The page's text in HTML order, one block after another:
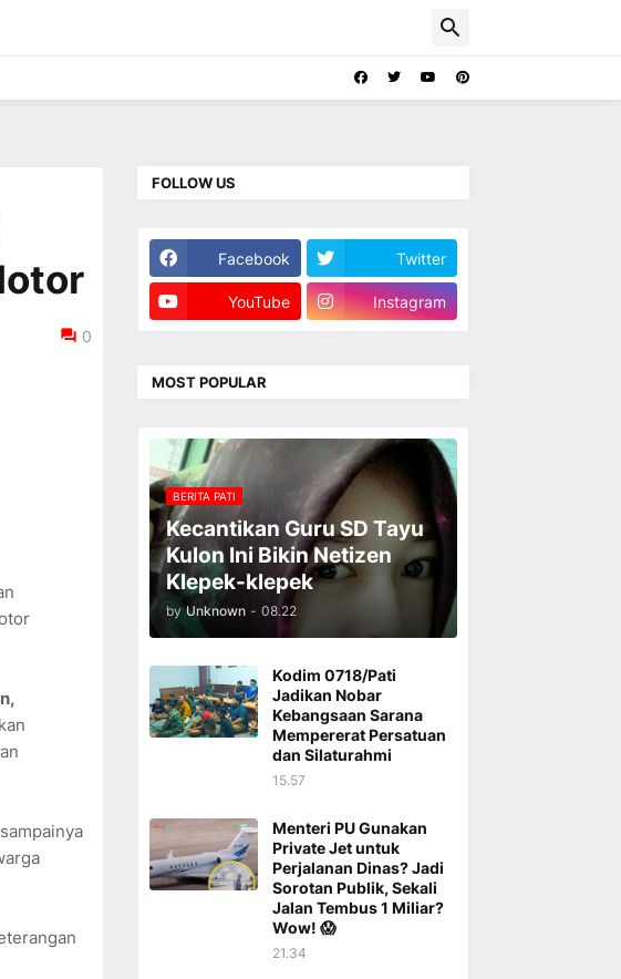
0
,
FOLLOW US
Facebook Twitter
YouTube Instagram
MOST POPULAR
BERITA PATI
Kecantikan Guru SD Tayu
Kulon Ini Bikin Netizen
Klepek-klepek
by Unknown - 08.22
Kodim 0718/Pati
Jadikan Nobar
Kebangsaan Sarana
Mempererat Persatuan
dan Silaturahmi
15.57
Menteri PU Gunakan
Private Jet untuk
Perjalanan Dinas? Jadi
Sorotan Publik, Sekali
Jalan Tembus 1 Miliar?
Wow! 😱
21.34